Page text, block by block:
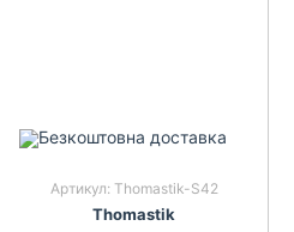
Артикул: Thomastik-S42
Thomastik